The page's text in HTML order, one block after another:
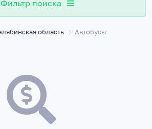
Фильтр поиска
область Автобусы